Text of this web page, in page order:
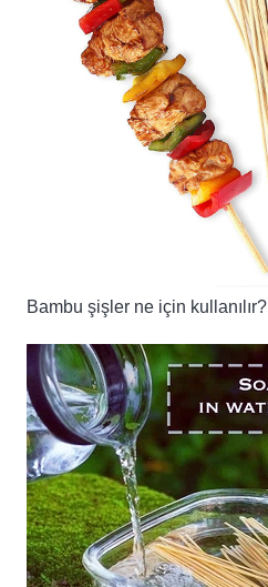
Bambu şişler ne için kullanılır?